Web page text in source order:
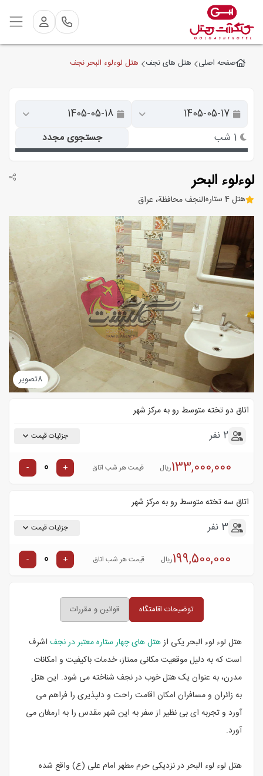
صفحه اصلی هتل های نجف هتل لوءلوء البحر نجف
لوءلوء البحر
هتل 4 ستاره النجف محافظة، عراق
8تصویر
اتاق دو تخته متوسط رو به مرکز شهر
2 نفر جزئیات قیمت
133,000,000ریال قیمت هر شب اتاق +
-
اتاق سه تخته متوسط رو به مرکز شهر
3 نفر جزئیات قیمت
199,500,000ریال قیمت هر شب اتاق +
-
توضیحات اقامتگاه قوانین و مقررات
هتل لوء لوء البحر یکی ازهتل های چهار ستاره معتبر در نجف اشرف
است که به دلیل موقعیت مکانی ممتاز، خدمات باکیفیت و امکانات
مدرن، به عنوان یک هتل خوب در نجف شناخته می شود. این هتل
به زائران و مسافران امکان اقامت راحت و دلپذیری را فراهم می
آورد و تجربه ای بی نظیر از سفر به این شهر مقدس را به ارمغان می
آورد.
هتل لوء لوء البحر در نزدیکی حرم مطهر امام علی (ع) واقع شده
1 شب جستجوی مجدد